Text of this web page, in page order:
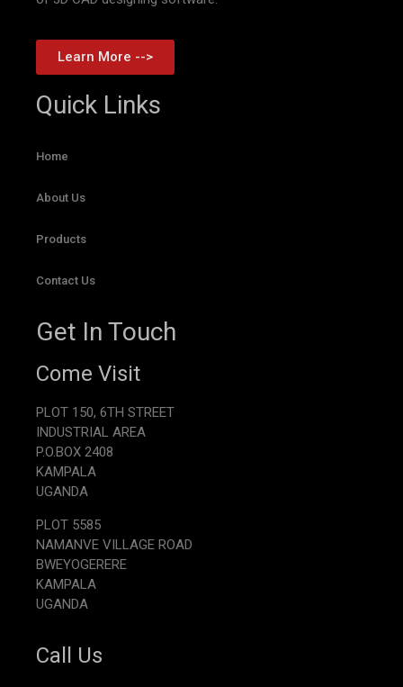
Learn More -->
Quick Links
Home
About Us
Products
Contact Us
Get In Touch
Come Visit
PLOT 150, 6TH STREET
INDUSTRIAL AREA
P.O.BOX 2408
KAMPALA
UGANDA
PLOT 5585
NAMANVE VILLAGE ROAD
BWEYOGERERE
KAMPALA
UGANDA
Call Us